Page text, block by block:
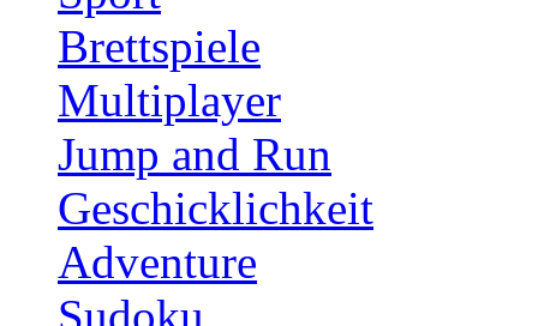
Brettspiele
Multiplayer
Jump and Run
Geschicklichkeit
Adventure
Sudoku